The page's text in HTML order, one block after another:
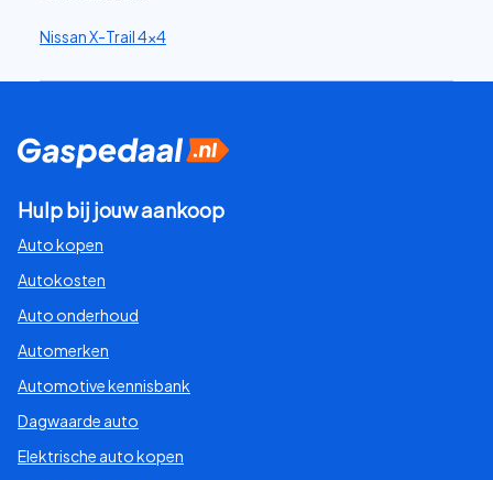
Nissan X-Trail 4x4
Hulp bij jouw aankoop
Auto kopen
Autokosten
Auto onderhoud
Automerken
Automotive kennisbank
Dagwaarde auto
Elektrische auto kopen